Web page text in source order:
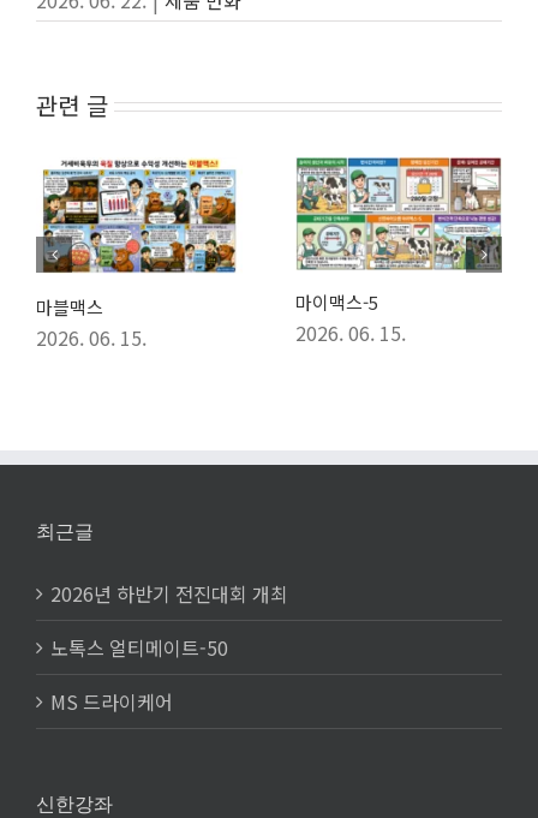
관련 글
마블맥스
2026. 06. 15.
마이맥스-5
2026. 06. 15.
최근글
2026년 하반기 전진대회 개최
노톡스 얼티메이트-50
MS 드라이케어
신한강좌